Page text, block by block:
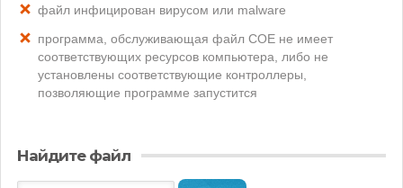
файл инфицирован вирусом или malware
программа, обслуживающая файл COE не имеет
соответствующих ресурсов компьютера, либо не
установлены соответствующие контроллеры,
позволяющие программе запустится
Найдите файл